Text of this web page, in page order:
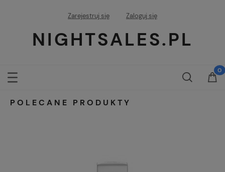
Zarejestruj się Zaloguj się
NIGHTSALES.PL
POLECANE PRODUKTY